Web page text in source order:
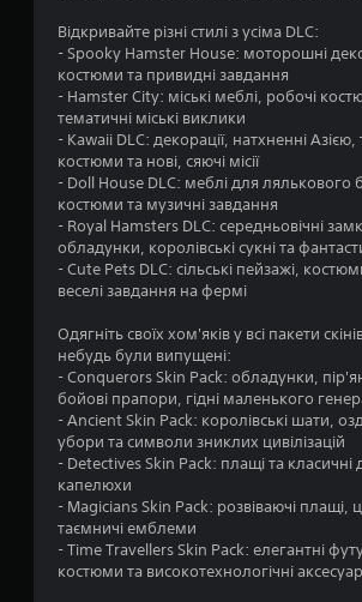
Відкривайте різні стилі з усіма DLC:
- Spooky Hamster House: моторошні
костюми та привидні завдання
- Hamster City: міські меблі, робочі
тематичні міські виклики
- Kawaii DLC: декорації, натхненні Азією,
костюми та нові, сяючі місії
- Doll House DLC: меблі для лялькового
костюми та музичні завдання
- Royal Hamsters DLC: середньовічні
обладунки, королівські сукні та
- Cute Pets DLC: сільські пейзажі,
веселі завдання на фермі
Одягніть своїх хом'яків у всі пакети
небудь були випущені:
- Conquerors Skin Pack: обладунки,
бойові прапори, гідні маленького
- Ancient Skin Pack: королівські шати,
убори та символи зниклих цивілізацій
- Detectives Skin Pack: плащі та класичні
капелюхи
- Magicians Skin Pack: розвіваючі плащі,
таємничі емблеми
- Time Travellers Skin Pack: елегантні
костюми та високотехнологічні